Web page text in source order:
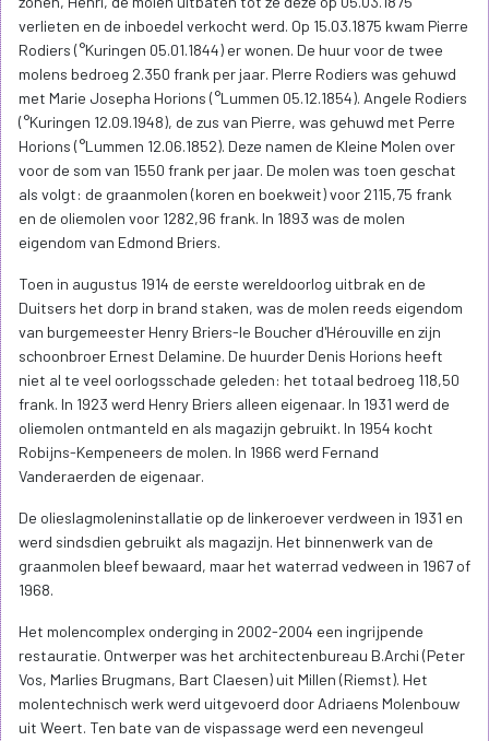
verlieten en de inboedel verkocht werd. Op 15.03.1875 kwam Pierre
Rodiers (°Kuringen 05.01.1844) er wonen. De huur voor de twee
molens bedroeg 2.350 frank per jaar. PIerre Rodiers was gehuwd
met Marie Josepha Horions (°Lummen 05.12.1854). Angele Rodiers
(°Kuringen 12.09.1948), de zus van Pierre, was gehuwd met Perre
Horions (°Lummen 12.06.1852). Deze namen de Kleine Molen over
voor de som van 1550 frank per jaar. De molen was toen geschat
als volgt: de graanmolen (koren en boekweit) voor 2115,75 frank
en de oliemolen voor 1282,96 frank. In 1893 was de molen
eigendom van Edmond Briers.
Toen in augustus 1914 de eerste wereldoorlog uitbrak en de
Duitsers het dorp in brand staken, was de molen reeds eigendom
van burgemeester Henry Briers-le Boucher d'Hérouville en zijn
schoonbroer Ernest Delamine. De huurder Denis Horions heeft
niet al te veel oorlogsschade geleden: het totaal bedroeg 118,50
frank. In 1923 werd Henry Briers alleen eigenaar. In 1931 werd de
oliemolen ontmanteld en als magazijn gebruikt. In 1954 kocht
Robijns-Kempeneers de molen. In 1966 werd Fernand
Vanderaerden de eigenaar.
De olieslagmoleninstallatie op de linkeroever verdween in 1931 en
werd sindsdien gebruikt als magazijn. Het binnenwerk van de
graanmolen bleef bewaard, maar het waterrad vedween in 1967 of
1968.
Het molencomplex onderging in 2002-2004 een ingrijpende
restauratie. Ontwerper was het architectenbureau B.Archi (Peter
Vos, Marlies Brugmans, Bart Claesen) uit Millen (Riemst). Het
molentechnisch werk werd uitgevoerd door Adriaens Molenbouw
uit Weert. Ten bate van de vispassage werd een nevengeul